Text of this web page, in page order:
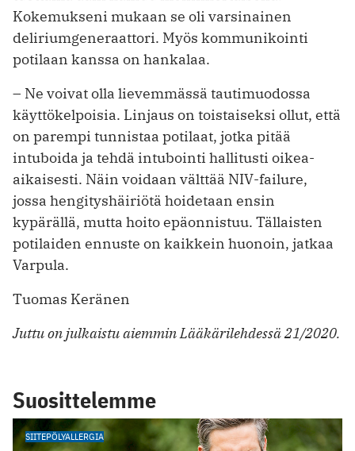
Kokemukseni ­mukaan se oli varsinainen
delirium­generaattori. Myös kommunikointi
potilaan kanssa on hankalaa.
– Ne voivat olla lievemmässä tautimuodossa
käyttökelpoisia. Linjaus on toistaiseksi ollut, että
on parempi tunnistaa potilaat, jotka pitää
intuboida ja tehdä intubointi hallitusti oikea-
aikaisesti. Näin voidaan välttää NIV-failure,
jossa hengityshäiriötä hoidetaan ensin
kypärällä, mutta hoito epäonnistuu. ­Tällaisten
potilaiden ennuste on ­kaikkein huonoin, jatkaa
Varpula.
Tuomas Keränen
Juttu on julkaistu aiemmin Lääkärilehdessä 21/2020.
Suosittelemme
SIITEPÖLYALLERGIA